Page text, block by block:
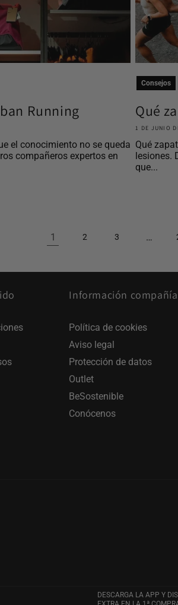
Running
el conocimiento no se queda
compañeros expertos en
Consejos
Qué
1 DE JUNIO
Qué
lesiones.
que...
1 2 3 …
Información compañía
Política de cookies
Aviso legal
Protección de datos
Outlet
BeSostenible
Conócenos
DESCARGA LA APP Y